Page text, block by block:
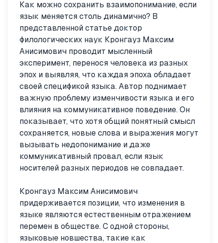
Как можно сохранить взаимопонимание, если
язык меняется столь динамично? В
представленной статье доктор
филологических наук Кронгауз Максим
Анисимович проводит мысленный
эксперимент, перенося человека из разных
эпох и выявляя, что каждая эпоха обладает
своей спецификой языка. Автор поднимает
важную проблему изменчивости языка и его
влияния на коммуникативное поведение. Он
показывает, что хотя общий понятный смысл
сохраняется, новые слова и выражения могут
вызывать недопонимание и даже
коммуникативный провал, если язык
носителей разных периодов не совпадает.
Кронгауз Максим Анисимович
придерживается позиции, что изменения в
языке являются естественным отражением
перемен в обществе. С одной стороны,
языковые новшества, такие как